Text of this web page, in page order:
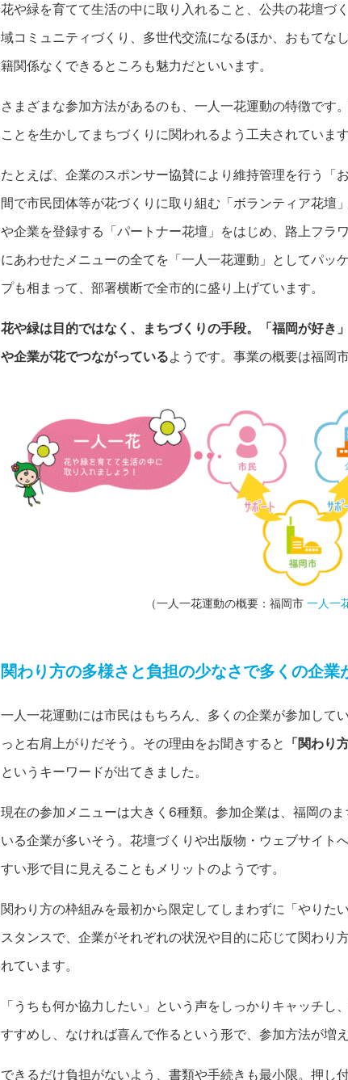
花や緑を育てて生活の中に取り入れること、公共の花壇づ
域コミュニティづくり、多世代交流になるほか、おもてな
籍関係なくできるところも魅力だといいます。
さまざまな参加方法があるのも、一人一花運動の特徴です
ことを生かしてまちづくりに関われるよう工夫されています
たとえば、企業のスポンサー協賛により維持管理を行う「
間で市民団体等が花づくりに取り組む「ボランティア花壇
や企業を登録する「パートナー花壇」をはじめ、路上フラ
にあわせたメニューの全てを「一人一花運動」としてパッ
プも相まって、部署横断で全市的に盛り上げています。
花や緑は目的ではなく、まちづくりの手段。「福岡が好き
や企業が花でつながっているようです。事業の概要は福岡
（一人一花運動の概要：福岡市 一人一
関わり方の多様さと負担の少なさで多くの企業
一人一花運動には市民はもちろん、多くの企業が参加して
っと右肩上がりだそう。その理由をお聞きすると 「関わり
というキーワードが出てきました。
現在の参加メニューは大きく6種類。参加企業は、福岡の
いる企業が多いそう。花壇づくりや出版物・ウェブサイト
すい形で目に見えることもメリットのようです。
関わり方の枠組みを最初から限定してしまわずに「やりた
スタンスで、企業がそれぞれの状況や目的に応じて関わり
れています。
「うちも何か協力したい」という声をしっかりキャッチ
すすめし、なければ喜んで作るという形で、参加方法が増
できるだけ負担がないよう、書類や手続きも最小限。押し